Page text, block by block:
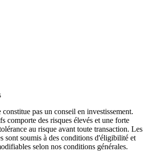
pas un conseil en investissement.
comporte des risques élevés et une forte
au risque avant toute transaction. Les
sont soumis à des conditions d'éligibilité et
selon nos conditions générales.